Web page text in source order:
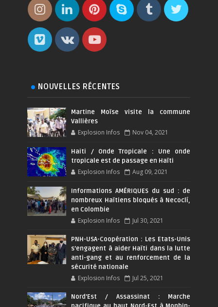
NOUVELLES RÉCENTES
Martine Moïse visite la commune
Vallières
Explosion Infos Nov 04, 2021
Haiti / Onde Tropicale : Une onde
tropicale est de passage en Haïti
Explosion Infos Aug 09, 2021
Informations AMÉRIQUES du sud : de
nombreux Haïtiens bloqués à Necoclí,
en Colombie
Explosion Infos Jul 30, 2021
PNH-USA-Coopération : Les Etats-Unis
s’engagent à aider Haïti dans la lutte
anti-gang et au renforcement de la
sécurité nationale
Explosion Infos Jul 25, 2021
Nord'Est / Assassinat : Marche